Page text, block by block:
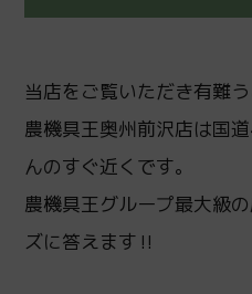
当店をご覧いただき有難う
農機具王奥州前沢店は国
んのすぐ近くです。
農機具王グループ最大級
ズに答えます‼